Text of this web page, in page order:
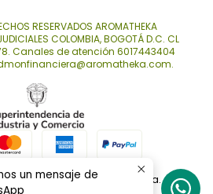
RESERVADOS AROMATHEKA
COLOMBIA, BOGOTÁ D.C. CL
Canales de atención 6017443404
naturales | Aromatheka.
un mensaje de